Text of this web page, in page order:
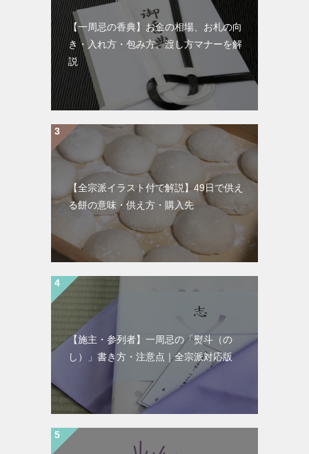
【一周忌の香典】お金の相場、お札の向
き・入れ方・包み方、渡し方マナーを解
説
【全宗派イラスト付で解説】49日で供え
る餅の意味・供え方・購入先
【施主・参列者】一周忌の「熨斗（の
し）」書き方・注意点｜全宗派対応版